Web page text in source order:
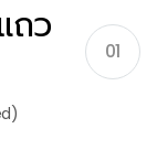
ถว
01